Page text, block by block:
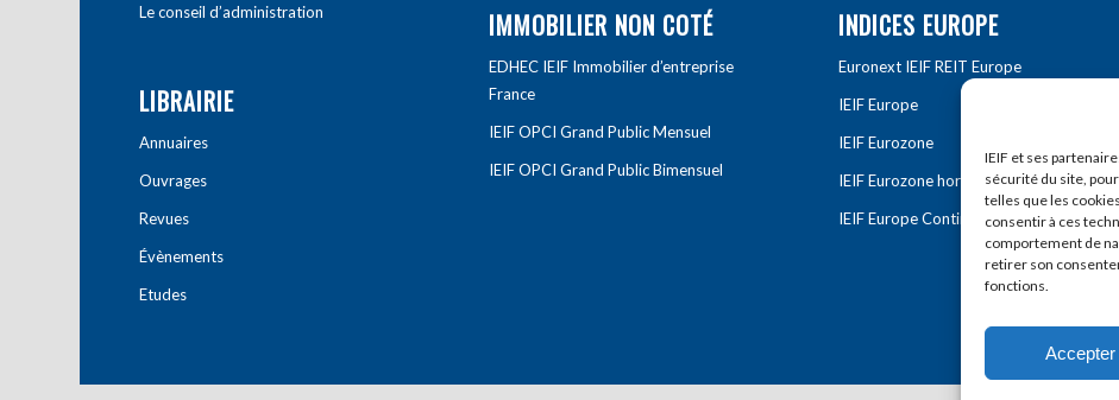
IEIF et ses
sécurité du site,
telles que les
consentir à ces
comportement de
retirer son
fonctions.
Accepter
Le conseil d’administration
LIBRAIRIE
Annuaires
Ouvrages
Revues
Évènements
Etudes
IMMOBILIER NON COTÉ
EDHEC IEIF Immobilier d’entreprise
France
IEIF OPCI Grand Public Mensuel
IEIF OPCI Grand Public Bimensuel
INDICES EUROPE
Euronext IEIF REIT Europe
IEIF Europe
IEIF Eurozone
IEIF Eurozone hors France
IEIF Europe Continentale